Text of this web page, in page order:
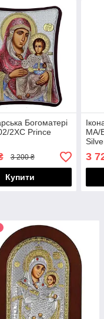
Богоматері
2XC Prince
3 200 ₴
Купити
MA/
3